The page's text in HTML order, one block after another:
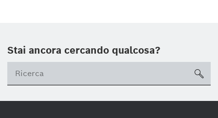
Stai ancora cercando qualcosa?